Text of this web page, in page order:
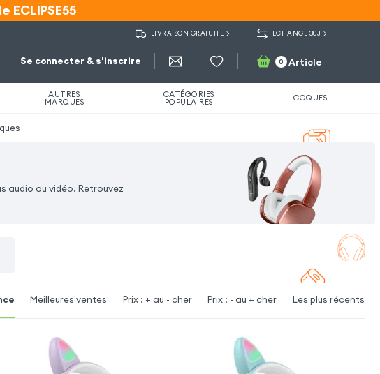
ECLIPSE55
LIVRAISON GRATUITE ECHANGE 30J
Se connecter & s'inscrire 0 Article
AUTRES
MARQUES
CATÉGORIES
POPULAIRES COQUES
audio ou vidéo. Retrouvez
Meilleures ventes Prix : + au - cher Prix : - au + cher Les plus récents